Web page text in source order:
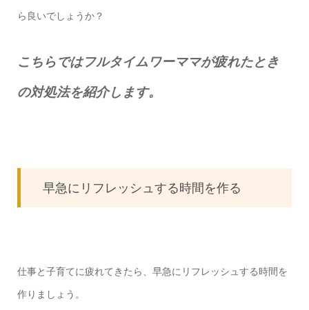
ら良いでしょうか？
こちらではフルタイムワーママが疲れたとき
の対処法を紹介します。
早急にリフレッシュする時間を作る
仕事と子育てに疲れてきたら、早急にリフレッシュする時間を
作りましょう。